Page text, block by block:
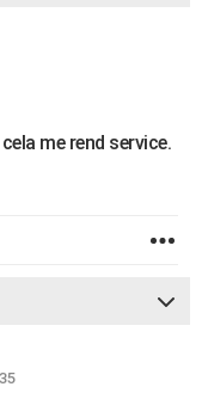
me rend service.